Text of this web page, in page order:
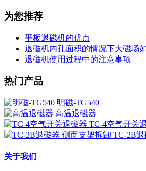
为您推荐
平板退磁机的优点
退磁机内孔面积的情况下大磁场
退磁机使用过程中的注意事项
热门产品
明磁-TG540
高温退磁器
TC-4空气开关
TC-2B
关于我们